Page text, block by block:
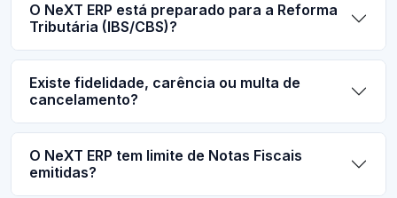
O NeXT ERP está preparado para a Reforma
Tributária (IBS/CBS)?
Existe fidelidade, carência ou multa de
cancelamento?
O NeXT ERP tem limite de Notas Fiscais
emitidas?